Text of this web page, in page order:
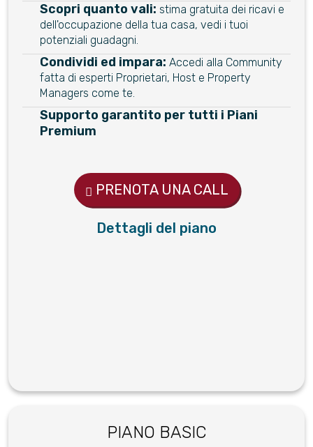
Scopri quanto vali: stima gratuita dei ricavi e
dell'occupazione della tua casa, vedi i tuoi
potenziali guadagni.
Condividi ed impara: Accedi alla Community
fatta di esperti Proprietari, Host e Property
Managers come te.
Supporto garantito per tutti i Piani
Premium
PRENOTA UNA CALL
Dettagli del piano
PIANO BASIC